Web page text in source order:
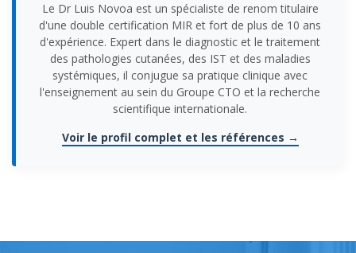
Le Dr Luis Novoa est un spécialiste de renom titulaire
d'une double certification MIR et fort de plus de 10 ans
d'expérience. Expert dans le diagnostic et le traitement
des pathologies cutanées, des IST et des maladies
systémiques, il conjugue sa pratique clinique avec
l'enseignement au sein du Groupe CTO et la recherche
scientifique internationale.
Voir le profil complet et les références →